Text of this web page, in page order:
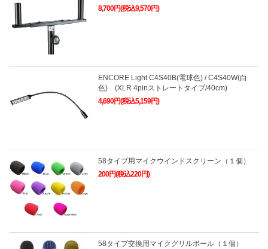
8,700円(税込9,570円)
ENCORE Light C4S40B(電球色) / C4S40W(白
色) (XLR 4pinストレートタイプ/40cm)
4,690円(税込5,159円)
58タイプ用マイクウインドスクリーン（１個）
200円(税込220円)
58タイプ交換用マイクグリルボール（１個）